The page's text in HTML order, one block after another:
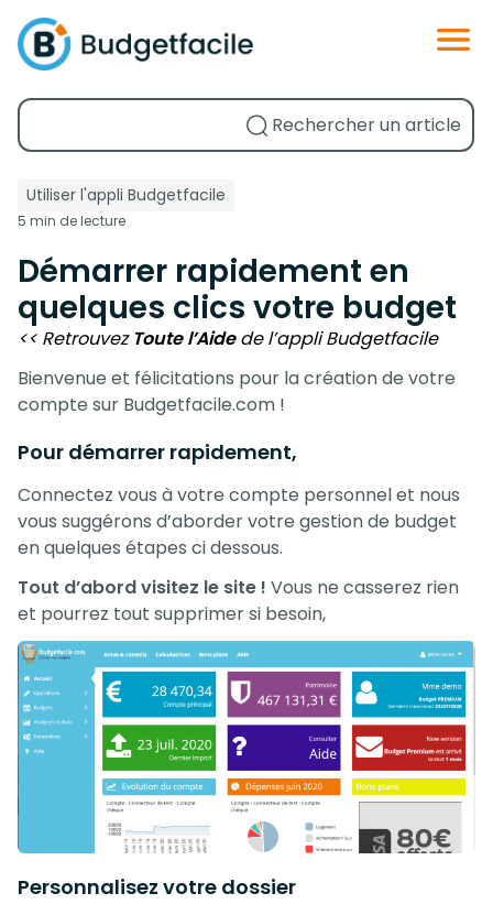
Utiliser l'appli Budgetfacile
5 min de lecture
Démarrer rapidement en
quelques clics votre budget
<< Retrouvez Toute l’Aidede l’appli Budgetfacile
Bienvenue et félicitations pour la création de votre
compte sur Budgetfacile.com !
Pour démarrer rapidement,
Connectez vous à votre compte personnel et nous
vous suggérons d’aborder votre gestion de budget
en quelques étapes ci dessous.
Tout d’abord visitez le site ! Vous ne casserez rien
et pourrez tout supprimer si besoin,
Personnalisez votre dossier